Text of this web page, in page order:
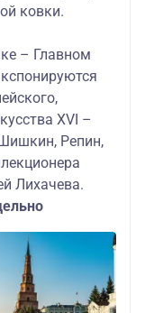
ковки.
– Главном
XVI –
Репин,
Лихачева.